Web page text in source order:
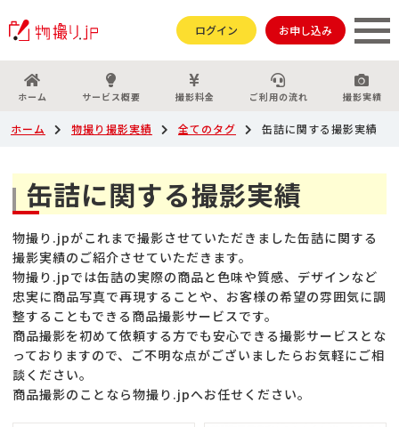
ログイン お申し込み
ホーム サービス概要 撮影料金 ご利用の流れ 撮影実績
ホーム 物撮り撮影実績 全てのタグ 缶詰に関する撮影実績
缶詰に関する撮影実績
物撮り.jpがこれまで撮影させていただきました缶詰に関する
撮影実績のご紹介させていただきます。
物撮り.jpでは缶詰の実際の商品と色味や質感、デザインなど
忠実に商品写真で再現することや、お客様の希望の雰囲気に調
整することもできる商品撮影サービスです。
商品撮影を初めて依頼する方でも安心できる撮影サービスとな
っておりますので、ご不明な点がございましたらお気軽にご相
談ください。
商品撮影のことなら物撮り.jpへお任せください。